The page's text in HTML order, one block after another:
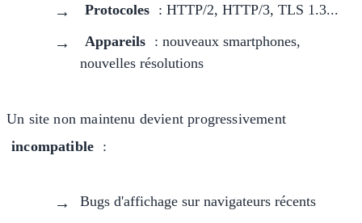
Protocoles : HTTP/2, HTTP/3, TLS 1.3...
Appareils : nouveaux smartphones,
nouvelles résolutions
Un site non maintenu devient progressivement
incompatible :
Bugs d'affichage sur navigateurs récents